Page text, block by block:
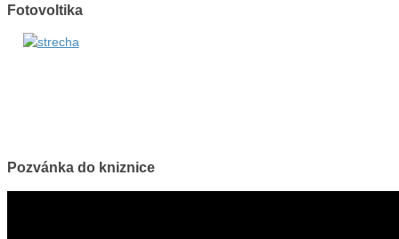
Fotovoltika
Pozvánka do kniznice